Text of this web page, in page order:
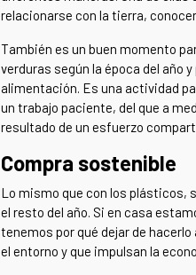
relacionarse con la tierra,
También es un buen momento
verduras según la época del año
alimentación. Es una actividad
un trabajo paciente, del que a
resultado de un esfuerzo
Compra sostenible
Lo mismo que con los plásticos,
el resto del año. Si en casa
tenemos por qué dejar de
el entorno y que impulsan la